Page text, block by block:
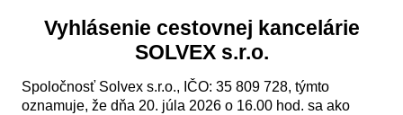
Vyhlásenie cestovnej kancelárie
SOLVEX s.r.o.
Spoločnosť Solvex s.r.o., IČO: 35 809 728, týmto
oznamuje, že dňa 20. júla 2026 o 16.00 hod. sa ako